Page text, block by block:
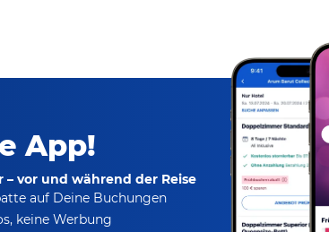
App!
vor und während der Reise
auf Deine Buchungen
keine Werbung